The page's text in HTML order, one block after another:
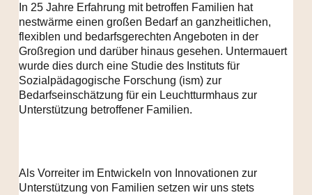
In 25 Jahre Erfahrung mit betroffen Familien hat
nestwärme einen großen Bedarf an ganzheitlichen,
flexiblen und bedarfsgerechten Angeboten in der
Großregion und darüber hinaus gesehen. Untermauert
wurde dies durch eine Studie des Instituts für
Sozialpädagogische Forschung (ism) zur
Bedarfseinschätzung für ein Leuchtturmhaus zur
Unterstützung betroffener Familien.
Als Vorreiter im Entwickeln von Innovationen zur
Unterstützung von Familien setzen wir uns stets